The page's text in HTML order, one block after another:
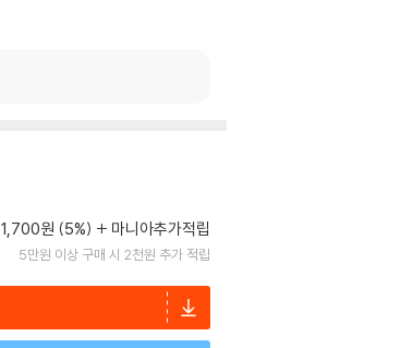
1,700원 (5%) 마니아추가적립
5만원 이상 구매 시 2천원 추가 적립